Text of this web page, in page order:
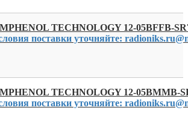
TECHNOLOGY 12-05BFFB-
поставки уточняйте:
TECHNOLOGY 12-05BMMB-
поставки уточняйте: